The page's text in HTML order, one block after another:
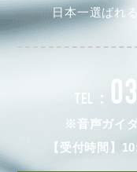
日本一選ばれ
TEL：
※音声ガイ
【受付時間】